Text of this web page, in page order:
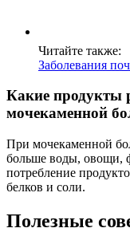
Читайте также:
Заболевания
Какие продукты
мочекаменной
При мочекаменной
больше воды, овощи,
потребление
белков и соли.
Полезные